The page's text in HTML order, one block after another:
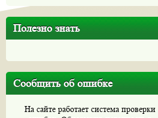
Полезно знать
Сообщить об ошибке
На сайте работает система проверки